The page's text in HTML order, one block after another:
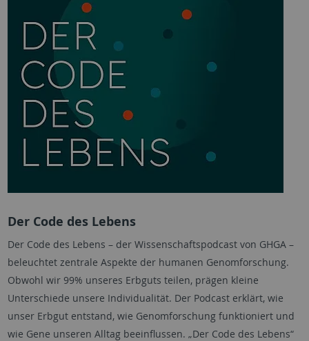
Der Code des Lebens
Der Code des Lebens – der Wissenschaftspodcast von GHGA –
beleuchtet zentrale Aspekte der humanen Genomforschung.
Obwohl wir 99% unseres Erbguts teilen, prägen kleine
Unterschiede unsere Individualität. Der Podcast erklärt, wie
unser Erbgut entstand, wie Genomforschung funktioniert und
wie Gene unseren Alltag beeinflussen. „Der Code des Lebens“